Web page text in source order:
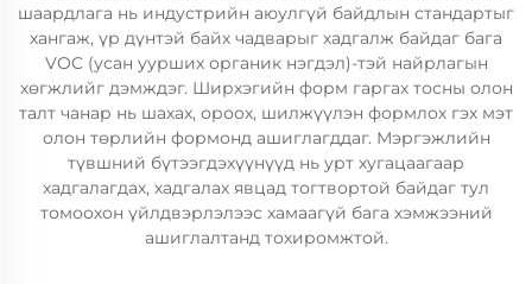
шаардлага нь индустрийн аюулгүй байдлын стандартыг
хангаж, үр дүнтэй байх чадварыг хадгалж байдаг бага
VOC (усан уурших органик нэгдэл)-тэй найрлагын
хөгжлийг дэмждэг. Ширхэгийн форм гаргах тосны олон
талт чанар нь шахах, ороох, шилжүүлэн формлох гэх мэт
олон төрлийн формонд ашиглагддаг. Мэргэжлийн
түвшний бүтээгдэхүүнүүд нь урт хугацаагаар
хадгалагдах, хадгалах явцад тогтвортой байдаг тул
томоохон үйлдвэрлэлээс хамаагүй бага хэмжээний
ашиглалтанд тохиромжтой.